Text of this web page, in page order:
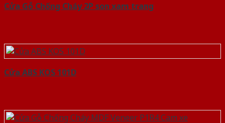
Cửa Gỗ Chống Cháy 2P son xam trang
Cửa ABS KOS 101D